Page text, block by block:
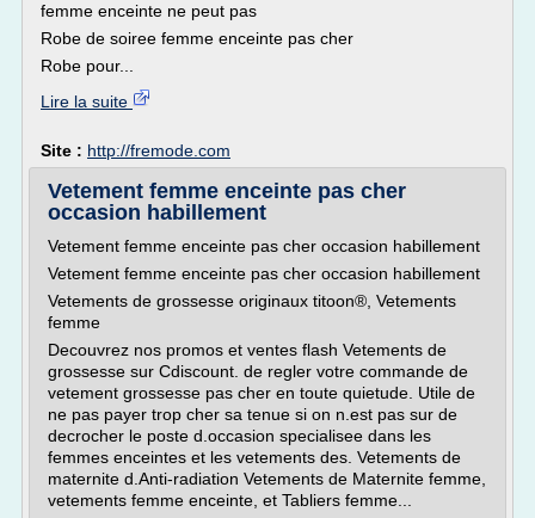
femme enceinte ne peut pas
Robe de soiree femme enceinte pas cher
Robe pour...
Lire la suite
Site : http://fremode.com
Vetement femme enceinte pas cher
occasion habillement
Vetement femme enceinte pas cher occasion habillement
Vetement femme enceinte pas cher occasion habillement
Vetements de grossesse originaux titoon®, Vetements
femme
Decouvrez nos promos et ventes flash Vetements de
grossesse sur Cdiscount. de regler votre commande de
vetement grossesse pas cher en toute quietude. Utile de
ne pas payer trop cher sa tenue si on n.est pas sur de
decrocher le poste d.occasion specialisee dans les
femmes enceintes et les vetements des. Vetements de
maternite d.Anti-radiation Vetements de Maternite femme,
vetements femme enceinte, et Tabliers femme...